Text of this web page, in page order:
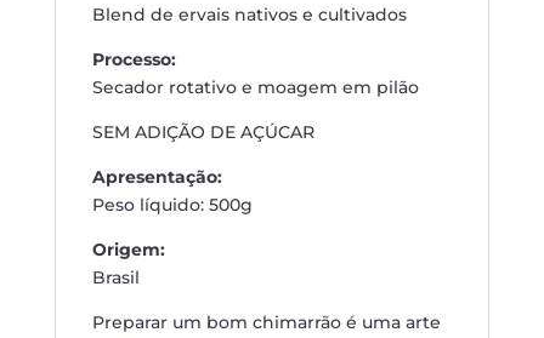
Blend de ervais nativos e cultivados
Processo:
Secador rotativo e moagem em pilão
SEM ADIÇÃO DE AÇÚCAR
Apresentação:
Peso líquido: 500g
Origem:
Brasil
Preparar um bom chimarrão é uma arte